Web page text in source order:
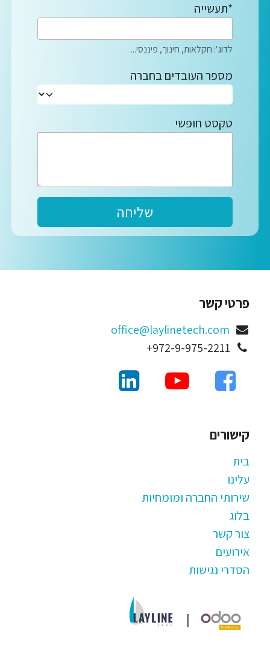
*תעשייה
לדוג': חקלאות, חינוך, פיננסי...
מספר העובדים בחברה
טקסט חופשי
שליחה​​​​
פרטי קשר
office@laylinetech.com
972-9-975-2211+
קישורים
בית
עלינו
שירותי החברה ומומחיות
בלוג
צור קשר
אירועים
הסדרי נגישות
|